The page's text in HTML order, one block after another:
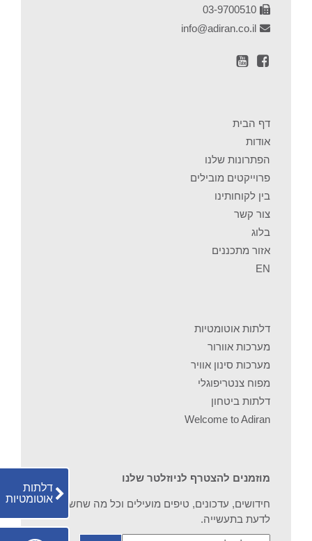
03-9700510
info@adiran.co.il
דף הבית
אודות
הפתרונות שלנו
פרוייקטים מובילים
בין לקוחותינו
צור קשר
בלוג
אזור מתכננים
EN
דלתות אוטומטיות
מערכות אוורור
מערכות סינון אוויר
מפוח צנטריפוגלי
דלתות ביטחון
Welcome to Adiran
מוזמנים להצטרף לניוזלטר שלנו
חידושים, עדכונים, טיפים מועילים וכל מה שחשוב
לדעת בתעשייה.
דלתות
אוטומטיות